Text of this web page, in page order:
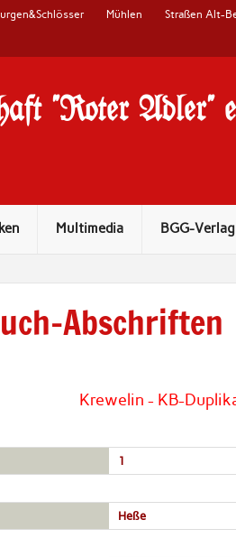
Mühlen Straßen Alt-
"Roter Adler"
Multimedia BGG-Verlag
Abschriften
Krewelin - KB-
1
Heße